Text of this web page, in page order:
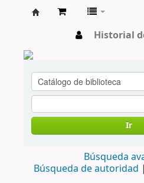
Historial
Ir
Búsqueda
Búsqueda de autoridad